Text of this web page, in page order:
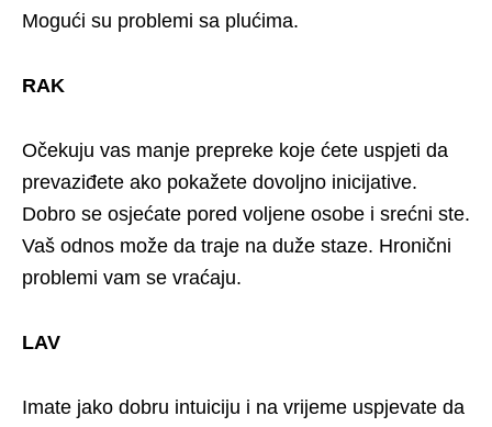
Mogući su problemi sa plućima.
RAK
Očekuju vas manje prepreke koje ćete uspjeti da
prevaziđete ako pokažete dovoljno inicijative.
Dobro se osjećate pored voljene osobe i srećni ste.
Vaš odnos može da traje na duže staze. Hronični
problemi vam se vraćaju.
LAV
Imate jako dobru intuiciju i na vrijeme uspjevate da